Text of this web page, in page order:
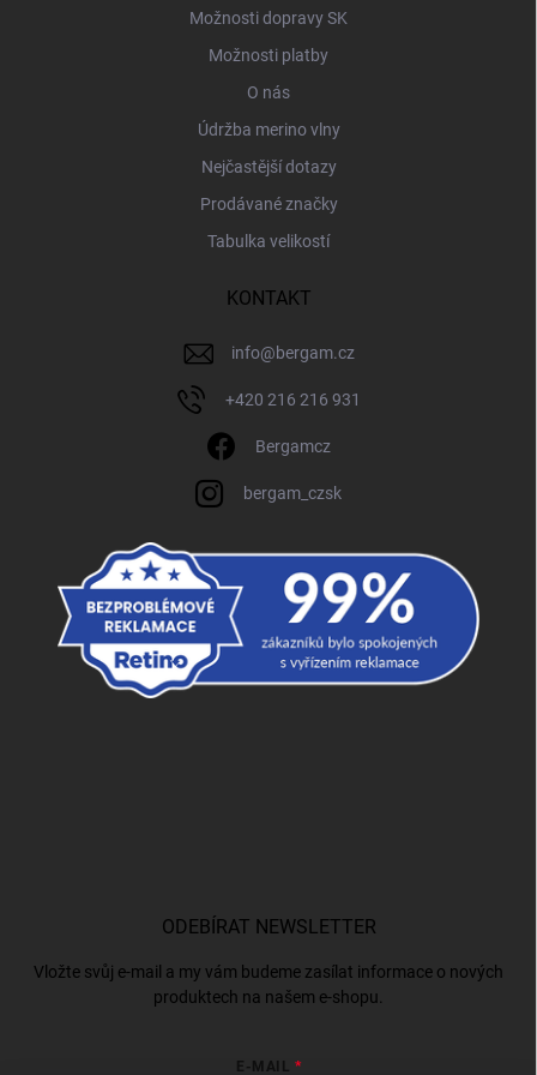
Možnosti dopravy SK
Možnosti platby
O nás
Údržba merino vlny
Nejčastější dotazy
Prodávané značky
Tabulka velikostí
KONTAKT
info@bergam.cz
+420 216 216 931
Bergamcz
bergam_czsk
ODEBÍRAT NEWSLETTER
Vložte svůj e-mail a my vám budeme zasílat informace o nových
produktech na našem e-shopu.
E-MAIL